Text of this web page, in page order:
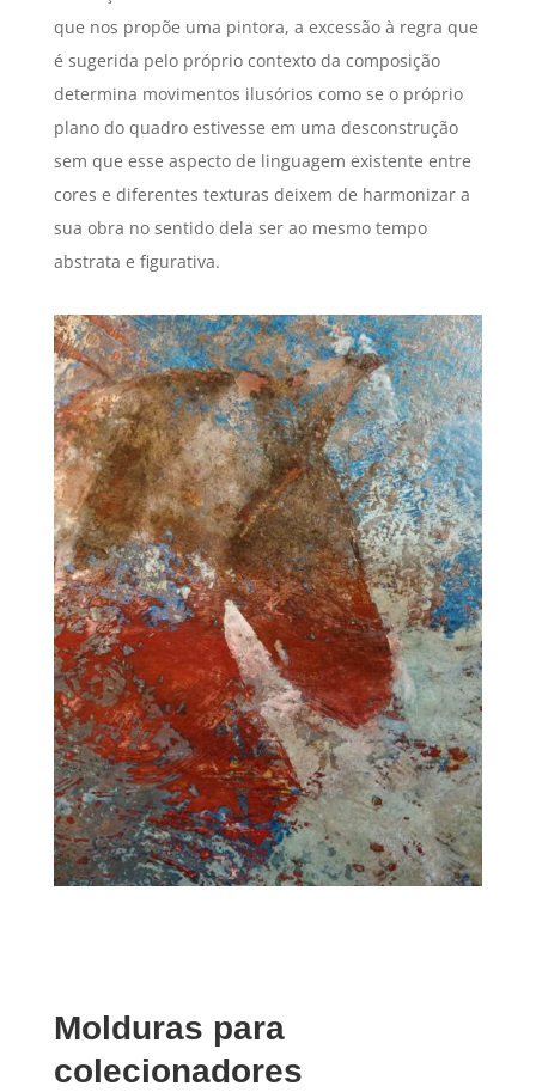
que nos propõe uma pintora, a excessão à regra que
é sugerida pelo próprio contexto da composição
determina movimentos ilusórios como se o próprio
plano do quadro estivesse em uma desconstrução
sem que esse aspecto de linguagem existente entre
cores e diferentes texturas deixem de harmonizar a
sua obra no sentido dela ser ao mesmo tempo
abstrata e figurativa.
Molduras para
colecionadores